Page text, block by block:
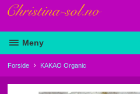
innholdet
Meny
Forside KAKAO Organic